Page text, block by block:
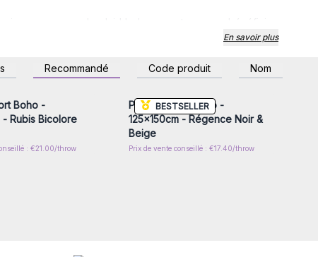
en gros de plaid boho en coton, vous bénéficiez
vos possibilités de vente.
proposons des tarifs compétitifs pour maximiser votre
pourquoi nos plaids boho en coton sont la solution
En savoir plus
Recommandé Code produit Nom
vous ou inscrivez-
accéder aux prix de
gros
Boho -
- Rubis Bicolore
: €21.00/throw
BESTSELLER
Connectez-vous ou inscrivez-
vous pour accéder aux prix de
gros
Plaid Confort Boho -
125x150cm - Régence Noir &
Beige
Prix de vente conseillé : €17.40/throw